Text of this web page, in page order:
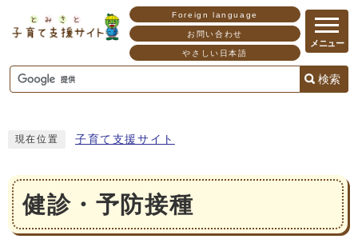
Foreign language
お問い合わせ
やさしい日本語
検索
メニュー
現在位置 子育て支援サイト
健診・予防接種